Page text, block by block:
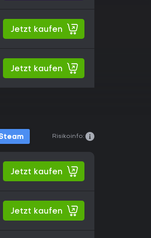
Jetzt kaufen
Jetzt kaufen
Risikoinfo:
Jetzt kaufen
Jetzt kaufen